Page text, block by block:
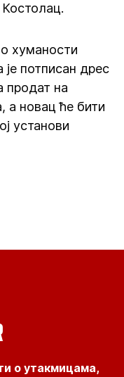
о хуманости
потписан дрес
продат на
а новац ће бити
установи
о утакмицама,